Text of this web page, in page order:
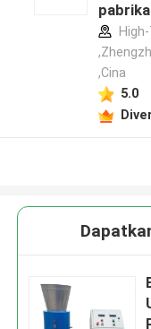
,Cina
5.0